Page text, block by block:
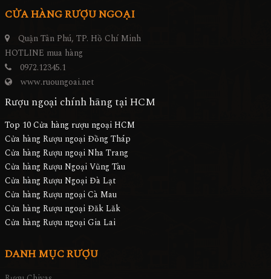
CỬA HÀNG RƯỢU NGOẠI
Quận Tân Phú, TP. Hồ Chí Minh
HOTLINE mua hàng
0972.12345.1
www.ruoungoai.net
Rượu ngoại chính hãng tại HCM
Top 10 Cửa hàng rượu ngoại HCM
Cửa hàng Rượu ngoại Đồng Tháp
Cửa hàng Rượu ngoại Nha Trang
Cửa hàng Rượu Ngoại Vũng Tàu
Cửa hàng Rượu Ngoại Đà Lạt
Cửa hàng Rượu ngoại Cà Mau
Cửa hàng Rượu ngoại Đăk Lăk
DANH MỤC RƯỢU